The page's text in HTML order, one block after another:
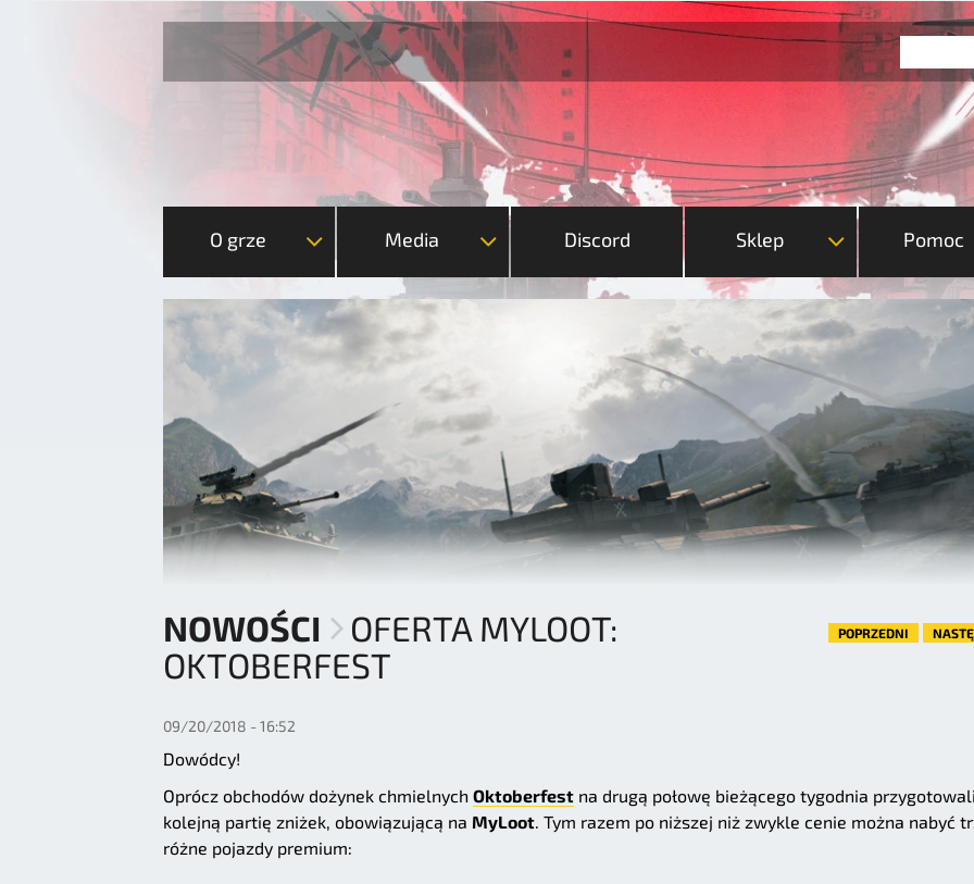
O grze Media Discord Sklep Pomoc
NOWOŚCI
OFERTA MYLOOT:
OKTOBERFEST
POPRZEDNI
09/20/2018 - 16:52
Dowódcy!
Oprócz obchodów dożynek chmielnych Oktoberfest na drugą połowę bieżącego tygodnia
kolejną partię zniżek, obowiązującą na MyLoot. Tym razem po niższej niż zwykle cenie można nabyć
różne pojazdy premium: